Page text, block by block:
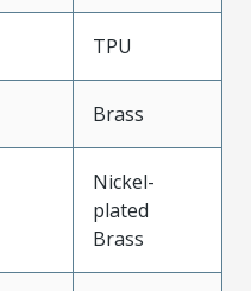
TPU
Brass
Nickel-
plated
Brass